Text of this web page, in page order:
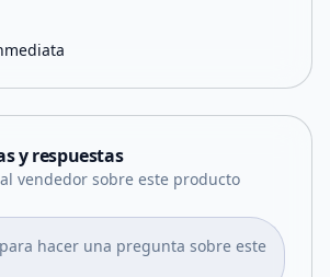
y respuestas
vendedor sobre este producto
para hacer una pregunta sobre este